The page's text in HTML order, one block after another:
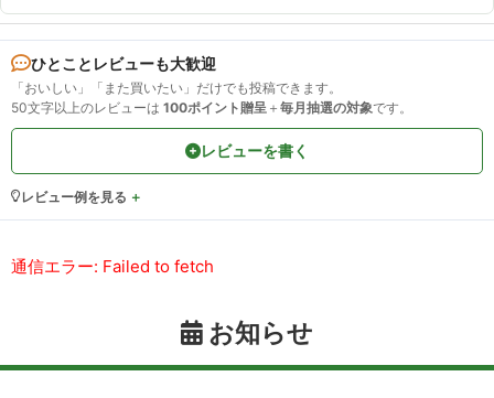
ひとことレビューも大歓迎
「おいしい」「また買いたい」だけでも投稿できます。
50文字以上のレビューは 100ポイント贈呈 ＋ 毎月抽選の対象です。
レビューを書く
レビュー例を見る
通信エラー: Failed to fetch
お知らせ